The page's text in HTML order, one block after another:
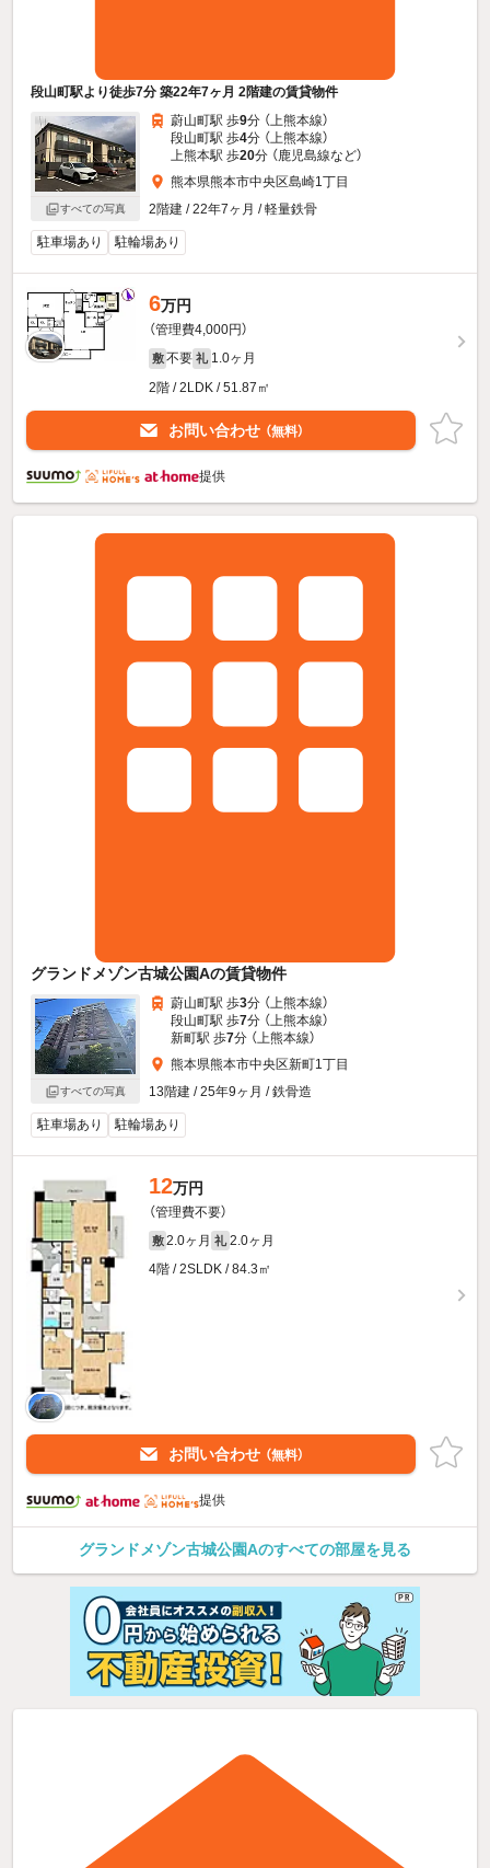
段山町駅より徒歩7分 築22年7ヶ月 2階建の賃貸物件
すべての写真
蔚山町駅 歩9分 （上熊本線）
段山町駅 歩4分 （上熊本線）
上熊本駅 歩20分 （鹿児島線など）
熊本県熊本市中央区島崎1丁目
2階建 / 22年7ヶ月 / 軽量鉄骨
駐車場あり 駐輪場あり
6万円
（管理費4,000円）
敷 不要 礼 1.0ヶ月
2階 / 2LDK / 51.87㎡
お問い合わせ （無料）
提供
グランドメゾン古城公園Aの賃貸物件
すべての写真
蔚山町駅 歩3分 （上熊本線）
段山町駅 歩7分 （上熊本線）
新町駅 歩7分 （上熊本線）
熊本県熊本市中央区新町1丁目
13階建 / 25年9ヶ月 / 鉄骨造
駐車場あり 駐輪場あり
12万円
（管理費不要）
敷 2.0ヶ月 礼 2.0ヶ月
4階 / 2SLDK / 84.3㎡
お問い合わせ （無料）
提供
グランドメゾン古城公園Aのすべての部屋を見る